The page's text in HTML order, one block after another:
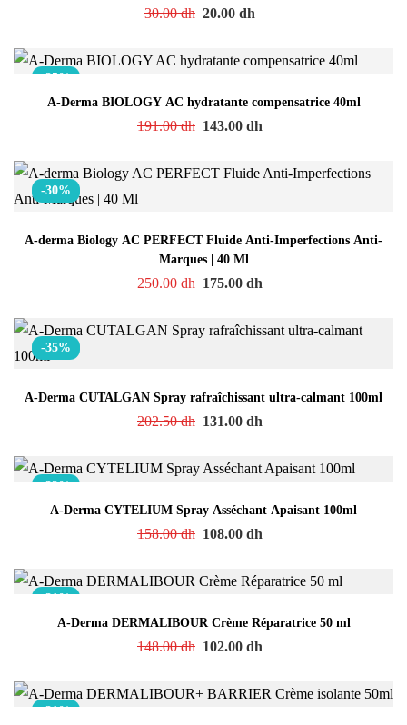
30.00dh 20.00 dh
-25%
A-Derma BIOLOGY AC hydratante compensatrice 40ml
191.00dh 143.00 dh
-30%
A-derma Biology AC PERFECT Fluide Anti-Imperfections Anti-
Marques | 40 Ml
250.00dh 175.00 dh
-35%
A-Derma CUTALGAN Spray rafraîchissant ultra-calmant 100ml
202.50dh 131.00 dh
-32%
A-Derma CYTELIUM Spray Asséchant Apaisant 100ml
158.00dh 108.00 dh
-31%
A-Derma DERMALIBOUR Crème Réparatrice 50 ml
148.00dh 102.00 dh
-31%